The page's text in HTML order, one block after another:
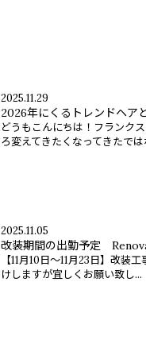
2025.11.29
2026年にくるトレンドヘ
どうもこんにちは！フランク
ろ変えてきたくなってきたでは
2025.11.05
改装期間の出勤予定
【11月10日〜11月23日】改
けしますが宜しくお願い致し...